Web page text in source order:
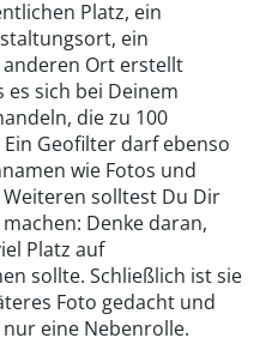
Platz, ein
ein
Ort erstellt
sich bei Deinem
die zu 100
Geofilter darf ebenso
wie Fotos und
solltest Du Dir
Denke daran,
Platz auf
sollte. Schließlich ist sie
Foto gedacht und
eine Nebenrolle.